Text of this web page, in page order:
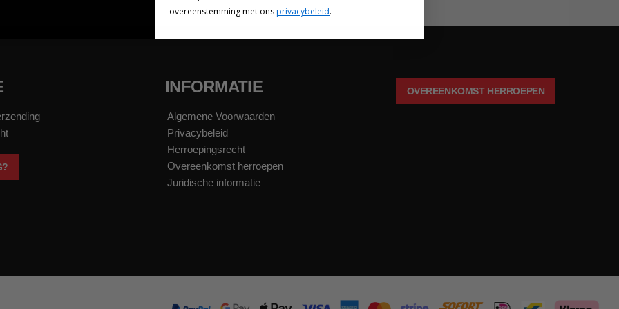
INFORMATIE
Algemene Voorwaarden
Privacybeleid
Herroepingsrecht
Overeenkomst herroepen
Juridische informatie
OVEREENKOMST HERROEPEN
overeenstemming met onsprivacybeleid.